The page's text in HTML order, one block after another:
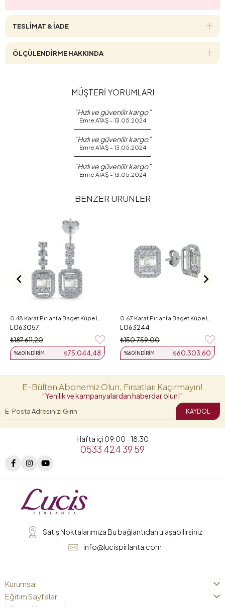
TESLİMAT & İADE
ÖLÇÜLENDİRME HAKKINDA
MÜŞTERİ YORUMLARI
“Hızlı ve güvenilir kargo”
Emre ATAŞ - 13.05.2024
“Hızlı ve güvenilir kargo”
Emre ATAŞ - 13.05.2024
“Hızlı ve güvenilir kargo”
Emre ATAŞ - 13.05.2024
BENZER ÜRÜNLER
L063057
₺75.044,48
%60İNDIRIM
₺187.611,20
L063244
₺60.303,60
%60İNDIRIM
₺150.759,00
E-Bülten Abonemiz Olun, Fırsatları Kaçırmayın!
“Yenilik ve kampanyalardan haberdar olun!”
KAYDOL
Hafta içi 09:00 - 18:30
0533 424 39 59
Satış Noktalarımıza Bu bağlantıdan ulaşabilirsiniz
info@lucispirlanta.com
Kurumsal
Eğitim Sayfaları